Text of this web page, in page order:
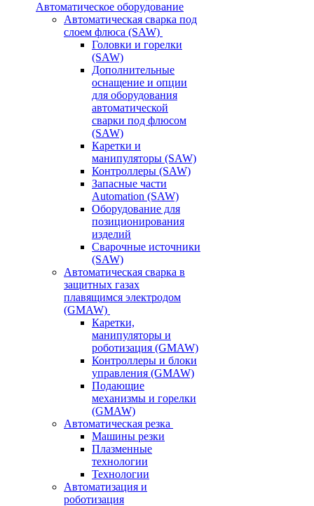
Автоматическое оборудование
Автоматическая сварка под
слоем флюса (SAW)
Головки и горелки
(SAW)
Дополнительные
оснащение и опции
для оборудования
автоматической
сварки под флюсом
(SAW)
Каретки и
манипуляторы (SAW)
Контроллеры (SAW)
Запасные части
Automation (SAW)
Оборудование для
позиционирования
изделий
Сварочные источники
(SAW)
Автоматическая сварка в
защитных газах
плавящимся электродом
(GMAW)
Каретки,
манипуляторы и
роботизация (GMAW)
Контроллеры и блоки
управления (GMAW)
Подающие
механизмы и горелки
(GMAW)
Автоматическая резка
Машины резки
Плазменные
технологии
Технологии
Автоматизация и
роботизация